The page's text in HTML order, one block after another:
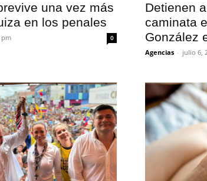
una vez más
en los penales
pm 0
Detienen
caminata
González
Agencias - julio 6,